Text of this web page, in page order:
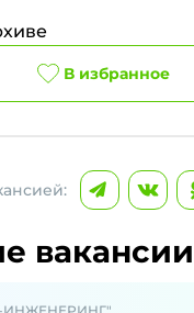
В избранное
вакансии